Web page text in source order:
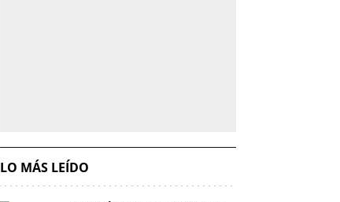
LO MÁS LEÍDO